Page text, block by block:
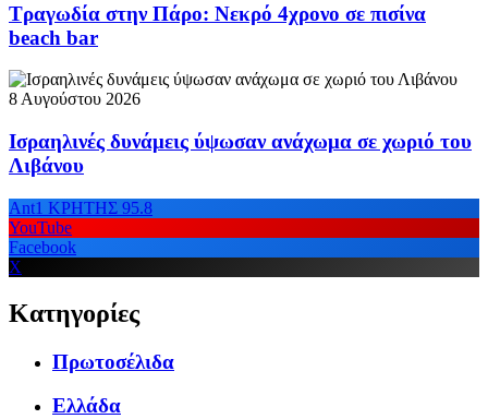
Τραγωδία στην Πάρο: Νεκρό 4χρονο σε πισίνα
beach bar
8 Αυγούστου 2026
Ισραηλινές δυνάμεις ύψωσαν ανάχωμα σε χωριό του
Λιβάνου
Ant1 ΚΡΗΤΗΣ 95.8
YouTube
Facebook
X
Κατηγορίες
Πρωτοσέλιδα
Ελλάδα